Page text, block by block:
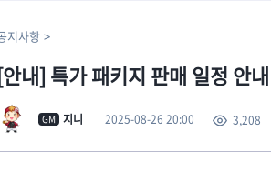
지사항
내] 특가 패키지 판매 일정 안
GM 지니 2025-08-26 20:00 3,208